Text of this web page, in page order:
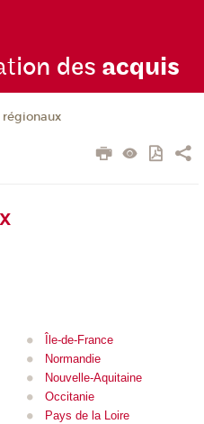
ion des acquis
Île-de-France
Normandie
Nouvelle-Aquitaine
Occitanie
Pays de la Loire